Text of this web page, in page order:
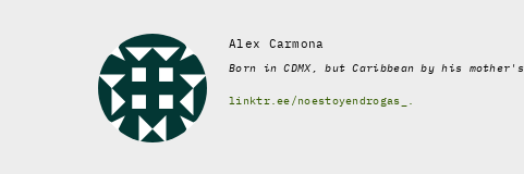
Alex Carmona
Born in CDMX, but Caribbean by his
linktr.ee/noestoyendrogas_.